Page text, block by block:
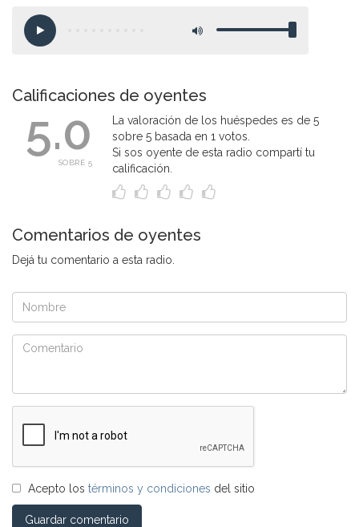
Calificaciones de oyentes
5.0
SOBRE 5
La valoración de los huéspedes es de 5
sobre 5 basada en 1 votos.
Si sos oyente de esta radio compartí tu
calificación.
Comentarios de oyentes
Dejá tu comentario a esta radio.
Acepto los términos y condiciones del sitio
Guardar comentario